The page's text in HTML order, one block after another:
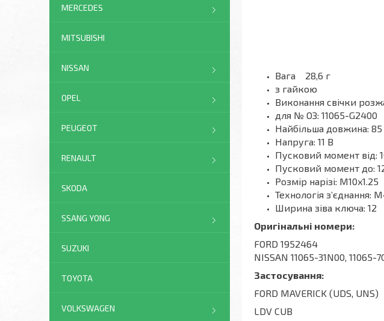
Вага 28,6 г
з гайкою
Виконання свічки
для № ОЗ: 11065-G2400
Найбільша довжина:
Напруга: 11 В
Пусковий момент від:
Пусковий момент до:
Розмір нарізі: M10x1.25
Технологія з’єднання:
Ширина зіва ключа: 12
Оригінальні номери:
FORD 1952464
NISSAN 11065-31N00, 11065-
Застосування:
FORD MAVERICK (UDS, UNS)
LDV CUB
MERCEDES
MITSUBISHI
NISSAN
OPEL
PEUGEOT
RENAULT
SKODA
SSANG YONG
SUZUKI
TOYOTA
VOLKSWAGEN